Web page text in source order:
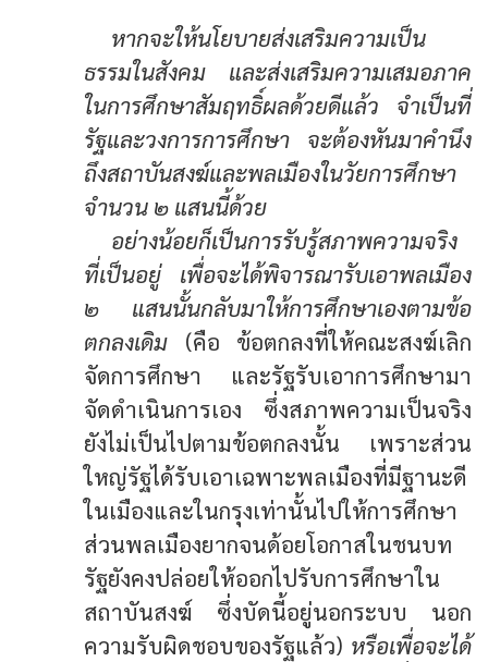
หากจะให้นโยบายส่งเสริมความเป็น
ธรรมในสังคม และส่งเสริมความเสมอภาค
ในการศึกษาสัมฤทธิ์ผลด้วยดีแล้ว จำเป็นที่
รัฐและวงการการศึกษา จะต้องหันมาคำนึง
ถึงสถาบันสงฆ์และพลเมืองในวัยการศึกษา
จำนวน ๒ แสนนี้ด้วย
อย่างน้อยก็เป็นการรับรู้สภาพความจริง
ที่เป็นอยู่ เพื่อจะได้พิจารณารับเอาพลเมือง
๒ แสนนั้นกลับมาให้การศึกษาเองตามข้อ
ตกลงเดิม (คือ ข้อตกลงที่ให้คณะสงฆ์เลิก
จัดการศึกษา และรัฐรับเอาการศึกษามา
จัดดำเนินการเอง ซึ่งสภาพความเป็นจริง
ยังไม่เป็นไปตามข้อตกลงนั้น เพราะส่วน
ใหญ่รัฐได้รับเอาเฉพาะพลเมืองที่มีฐานะดี
ในเมืองและในกรุงเท่านั้นไปให้การศึกษา
ส่วนพลเมืองยากจนด้อยโอกาสในชนบท
รัฐยังคงปล่อยให้ออกไปรับการศึกษาใน
สถาบันสงฆ์ ซึ่งบัดนี้อยู่นอกระบบ นอก
ความรับผิดชอบของรัฐแล้ว) หรือเพื่อจะได้